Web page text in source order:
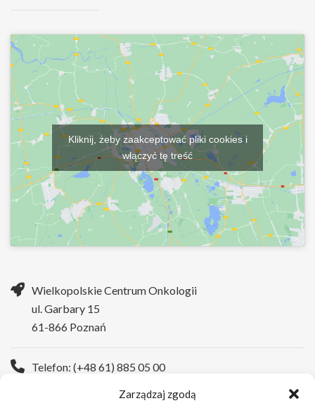
Zarządzaj zgodą
Kliknij, żeby zaakceptować pliki cookies i
włączyć tę treść
Wielkopolskie Centrum Onkologii
ul. Garbary 15
61-866 Poznań
Telefon: (+48 61) 885 05 00